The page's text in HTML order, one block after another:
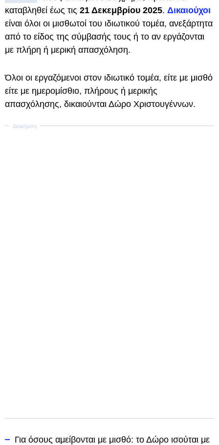
καταβληθεί έως τις 21 Δεκεμβρίου 2025. Δικαιούχοι
είναι όλοι οι μισθωτοί του ιδιωτικού τομέα, ανεξάρτητα
από το είδος της σύμβασής τους ή το αν εργάζονται
με πλήρη ή μερική απασχόληση.
Όλοι οι εργαζόμενοι στον ιδιωτικό τομέα, είτε με μισθό
είτε με ημερομίσθιο, πλήρους ή μερικής
απασχόλησης, δικαιούνται Δώρο Χριστουγέννων.
Για όσους αμείβονται με μισθό: το Δώρο ισούται με